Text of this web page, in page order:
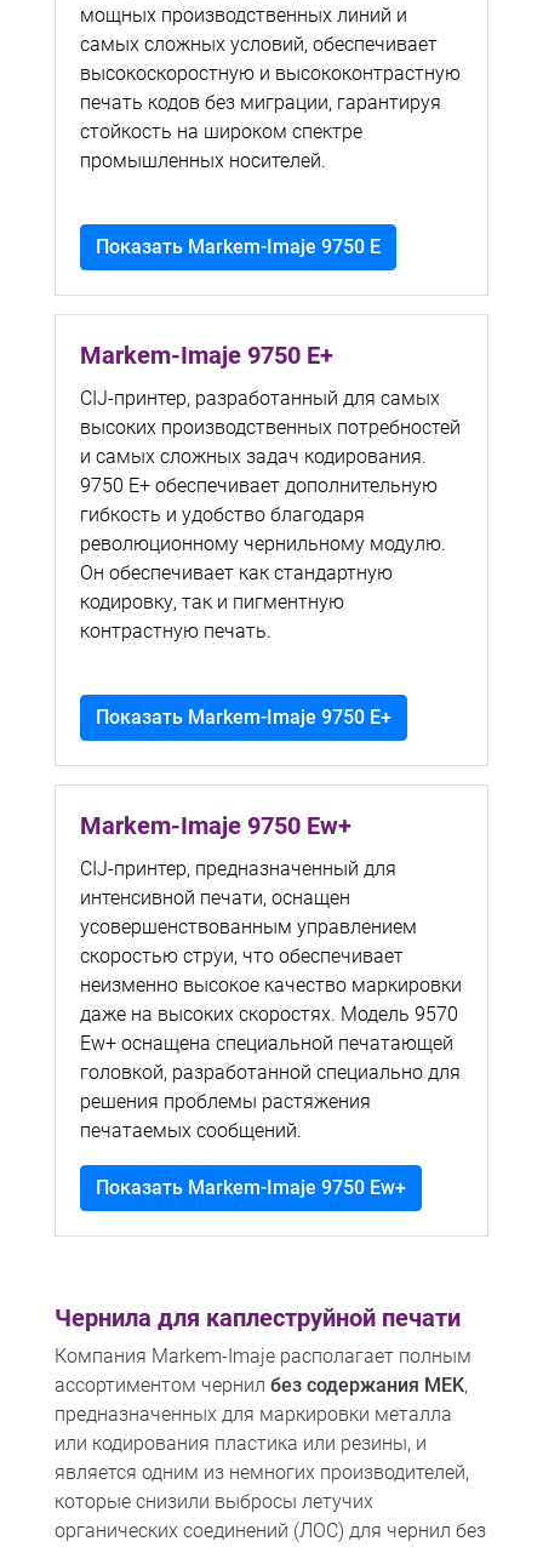
мощных производственных линий и
самых сложных условий, обеспечивает
высокоскоростную и высококонтрастную
печать кодов без миграции, гарантируя
стойкость на широком спектре
промышленных носителей.
Показать Markem-Imaje 9750 E
Markem-Imaje 9750 E+
CIJ-принтер, разработанный для самых
высоких производственных потребностей
и самых сложных задач кодирования.
9750 E+ обеспечивает дополнительную
гибкость и удобство благодаря
революционному чернильному модулю.
Он обеспечивает как стандартную
кодировку, так и пигментную
контрастную печать.
Показать Markem-Imaje 9750 E+
Markem-Imaje 9750 Ew+
CIJ-принтер, предназначенный для
интенсивной печати, оснащен
усовершенствованным управлением
скоростью струи, что обеспечивает
неизменно высокое качество маркировки
даже на высоких скоростях. Модель 9570
Ew+ оснащена специальной печатающей
головкой, разработанной специально для
решения проблемы растяжения
печатаемых сообщений.
Показать Markem-Imaje 9750 Ew+
Чернила для каплеструйной печати
Компания Markem-Imaje располагает полным
ассортиментом чернил без содержания MEK,
предназначенных для маркировки металла
или кодирования пластика или резины, и
является одним из немногих производителей,
которые снизили выбросы летучих
органических соединений (ЛОС) для чернил без